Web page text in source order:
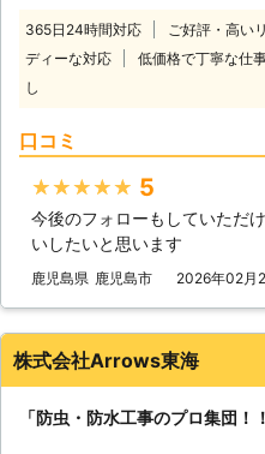
と
う
和
そ
ー
ー
く
て
365日24時間対応 ご好評・高い
ディーな対応
低価格で丁寧な仕
し
口コミ
★★★★★ 5
今後のフォローもしていただ
いしたいと思います
鹿児島県 鹿児島市 2026年02月
株式会社Arrows東海
「防虫・防水工事のプロ集団